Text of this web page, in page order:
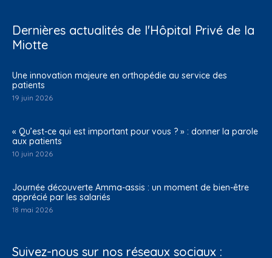
Dernières actualités de l'Hôpital Privé de la
Miotte
Une innovation majeure en orthopédie au service des
patients
19 juin 2026
« Qu’est-ce qui est important pour vous ? » : donner la parole
aux patients
10 juin 2026
Journée découverte Amma-assis : un moment de bien-être
apprécié par les salariés
18 mai 2026
Suivez-nous sur nos réseaux sociaux :